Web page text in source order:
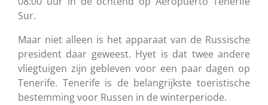
Sur.
Maar niet alleen is het apparaat van de Russische
president daar geweest. Hyet is dat twee andere
vliegtuigen zijn gebleven voor een paar dagen op
Tenerife. Tenerife is de belangrijkste toeristische
bestemming voor Russen in de winterperiode.